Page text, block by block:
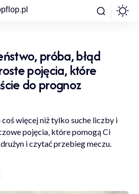
próba, błąd
pojęcia, które
do prognoz
więcej niż tylko suche liczby i
pojęcia, które pomogą Ci
i czytać przebieg meczu.